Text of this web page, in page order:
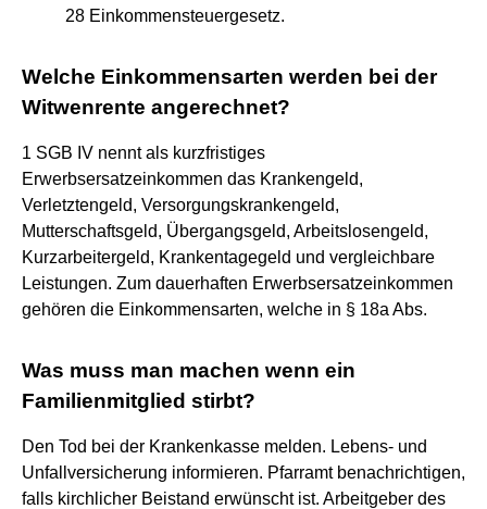
28 Einkommensteuergesetz.
Welche Einkommensarten werden bei der
Witwenrente angerechnet?
1 SGB IV nennt als kurzfristiges
Erwerbsersatzeinkommen das Krankengeld,
Verletztengeld, Versorgungskrankengeld,
Mutterschaftsgeld, Übergangsgeld, Arbeitslosengeld,
Kurzarbeitergeld, Krankentagegeld und vergleichbare
Leistungen. Zum dauerhaften Erwerbsersatzeinkommen
gehören die Einkommensarten, welche in § 18a Abs.
Was muss man machen wenn ein
Familienmitglied stirbt?
Den Tod bei der Krankenkasse melden. Lebens- und
Unfallversicherung informieren. Pfarramt benachrichtigen,
falls kirchlicher Beistand erwünscht ist. Arbeitgeber des